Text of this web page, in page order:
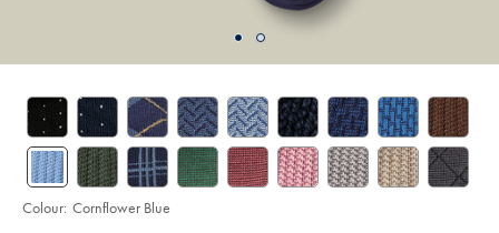
Colour: Cornflower Blue